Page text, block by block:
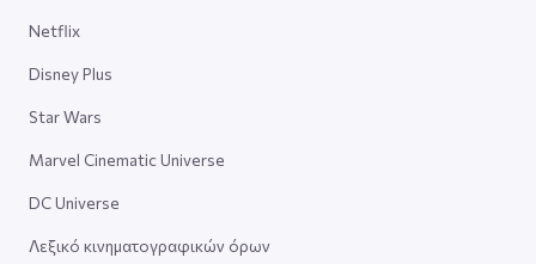
Netflix
Disney Plus
Star Wars
Marvel Cinematic Universe
DC Universe
Λεξικό κινηματογραφικών όρων